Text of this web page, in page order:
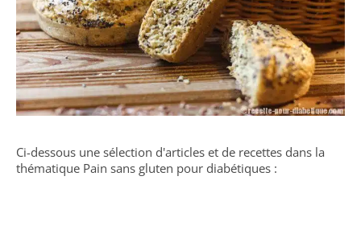
Ci-dessous une sélection d'articles et de recettes dans la
thématique Pain sans gluten pour diabétiques :